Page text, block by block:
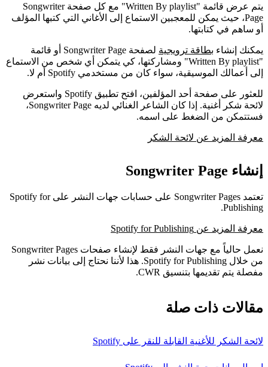
يتم عرض قائمة "Written By playlist" مع كل صفحة Songwriter
Page، حيث يمكن للمعجبين الاستماع إلى الأغاني التي كتبها المؤلف
أو ساهم في كتابتها.
يمكنك إنشاء بطاقة ترويجية
لصفحة Songwriter Page أو قائمة
"Written By playlist" ومشاركتها، كي يتمكن أي شخص من الاستماع
إلى أعمالك الموسيقية، سواء كان من مستخدمي Spotify أم لا.
للعثور على صفحة أحد المؤلفين، افتح تطبيق Spotify واستعرض
لائحة شكر أغنية. إذا كان الشاعر الغنائي لديه Songwriter Page،
فستتمكن من الضغط على اسمه.
معرفة المزيد عن لائحة الشكر
إنشاء Songwriter Page
تعتمد Songwriter Pages على حسابات جهات النشر على Spotify for
Publishing.
معرفة المزيد عن Spotify for Publishing
نعمل حالياً مع جهات النشر فقط لإنشاء صفحات Songwriter Pages
من خلال Spotify for Publishing. هذا لأننا نحتاج إلى بيانات نشر
مفصلة يتم تقديمها بتنسيق CWR.
مقالات ذات صلة
لائحة الشكر للأغنية القابلة للنقر على Spotify